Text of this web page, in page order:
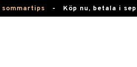
- Köp nu, betala i